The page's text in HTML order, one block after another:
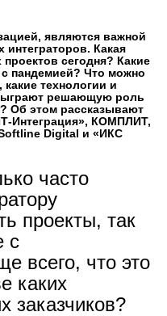
являются важной
интеграторов. Какая
сегодня? Какие
пандемией? Что можно
технологии и
решающую роль
Об этом рассказывают
Интеграция», КОМПЛИТ,
Digital и «ИКС
часто
проекты, так
с
всего, что это
каких
заказчиков?